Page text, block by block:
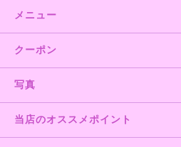
メニュー
クーポン
写真
当店のオススメポイント